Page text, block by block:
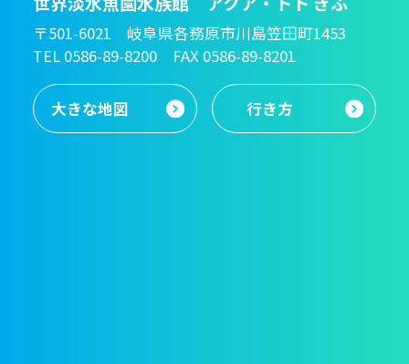
〒501-6021 岐阜県各務原市川島笠田町1453
TEL 0586-89-8200 FAX 0586-89-8201
大きな地図 行き方